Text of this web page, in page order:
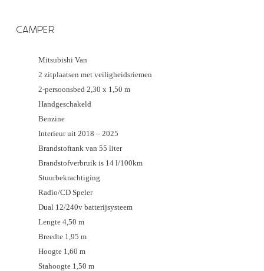
CAMPER
Mitsubishi Van
2 zitplaatsen met veiligheidsriemen
2-persoonsbed 2,30 x 1,50 m
Handgeschakeld
Benzine
Interieur uit 2018 – 2025
Brandstoftank van 55 liter
Brandstofverbruik is 14 l/100km
Stuurbekrachtiging
Radio/CD Speler
Dual 12/240v batterijsysteem
Lengte 4,50 m
Breedte 1,95 m
Hoogte 1,60 m
Stahoogte 1,50 m